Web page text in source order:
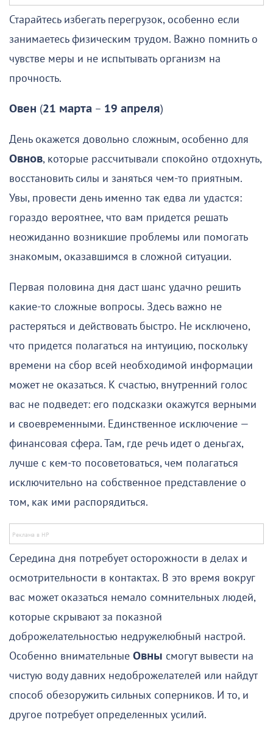
Старайтесь избегать перегрузок, особенно если
занимаетесь физическим трудом. Важно помнить о
чувстве меры и не испытывать организм на
прочность.
Овен (21 марта – 19 апреля)
День окажется довольно сложным, особенно для
Овнов, которые рассчитывали спокойно отдохнуть,
восстановить силы и заняться чем-то приятным.
Увы, провести день именно так едва ли удастся:
гораздо вероятнее, что вам придется решать
неожиданно возникшие проблемы или помогать
знакомым, оказавшимся в сложной ситуации.
Первая половина дня даст шанс удачно решить
какие-то сложные вопросы. Здесь важно не
растеряться и действовать быстро. Не исключено,
что придется полагаться на интуицию, поскольку
времени на сбор всей необходимой информации
может не оказаться. К счастью, внутренний голос
вас не подведет: его подсказки окажутся верными
и своевременными. Единственное исключение —
финансовая сфера. Там, где речь идет о деньгах,
лучше с кем-то посоветоваться, чем полагаться
исключительно на собственное представление о
том, как ими распорядиться.
Середина дня потребует осторожности в делах и
осмотрительности в контактах. В это время вокруг
вас может оказаться немало сомнительных людей,
которые скрывают за показной
доброжелательностью недружелюбный настрой.
Особенно внимательные Овны смогут вывести на
чистую воду давних недоброжелателей или найдут
способ обезоружить сильных соперников. И то, и
другое потребует определенных усилий.